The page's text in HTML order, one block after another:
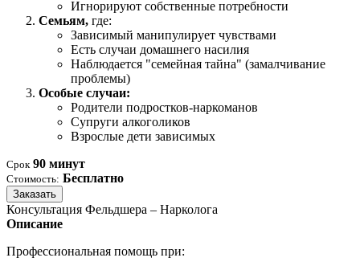
Игнорируют собственные потребности
Семьям, где:
Зависимый манипулирует чувствами
Есть случаи домашнего насилия
Наблюдается "семейная тайна" (замалчивание
проблемы)
Особые случаи:
Родители подростков-наркоманов
Супруги алкоголиков
Взрослые дети зависимых
Срок 90 минут
Стоимость: Бесплатно
Заказать
Консультация Фельдшера – Нарколога
Описание
Профессиональная помощь при: